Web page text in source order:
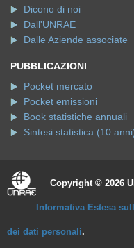
Dicono di noi
Dall'UNRAE
Dalle Aziende associate
PUBBLICAZIONI
Pocket mercato
Pocket emissioni
Book statistiche annuali
Sintesi statistica (10
Copyright © 2026
Informativa Estesa
dei dati personali.